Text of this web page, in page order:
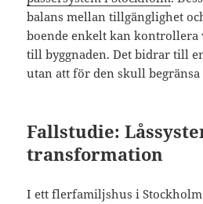
balans mellan tillgänglighet
boende enkelt kan
till byggnaden. Det bidrar till
utan att för den skull
Fallstudie:
transformation
I ett flerfamiljshus i